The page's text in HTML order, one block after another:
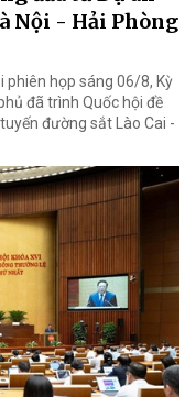
Nội - Hải Phòng
họp sáng 06/8, Kỳ
đã trình Quốc hội đề
đường sắt Lào Cai -